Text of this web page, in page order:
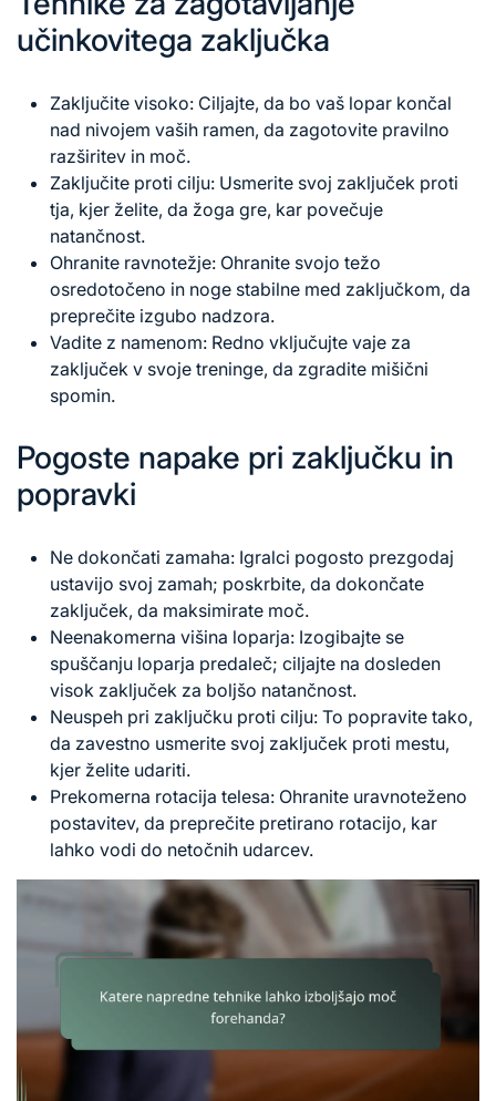
učinkovitega zaključka
Zaključite visoko: Ciljajte, da bo vaš lopar končal
nad nivojem vaših ramen, da zagotovite pravilno
razširitev in moč.
Zaključite proti cilju: Usmerite svoj zaključek proti
tja, kjer želite, da žoga gre, kar povečuje
natančnost.
Ohranite ravnotežje: Ohranite svojo težo
osredotočeno in noge stabilne med zaključkom, da
preprečite izgubo nadzora.
Vadite z namenom: Redno vključujte vaje za
zaključek v svoje treninge, da zgradite mišični
spomin.
Pogoste napake pri zaključku in
popravki
Ne dokončati zamaha: Igralci pogosto prezgodaj
ustavijo svoj zamah; poskrbite, da dokončate
zaključek, da maksimirate moč.
Neenakomerna višina loparja: Izogibajte se
spuščanju loparja predaleč; ciljajte na dosleden
visok zaključek za boljšo natančnost.
Neuspeh pri zaključku proti cilju: To popravite tako,
da zavestno usmerite svoj zaključek proti mestu,
kjer želite udariti.
Prekomerna rotacija telesa: Ohranite uravnoteženo
postavitev, da preprečite pretirano rotacijo, kar
lahko vodi do netočnih udarcev.